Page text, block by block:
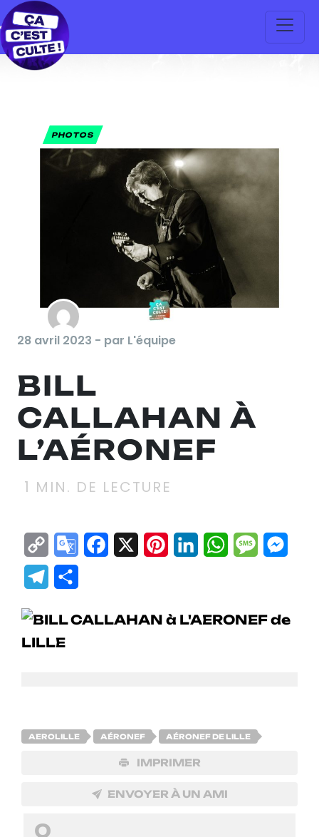
PHOTOS
28 avril 2023 - par L'équipe
BILL
CALLAHAN À
L’AÉRONEF
1 MIN. DE LECTURE
Copy
Link
GoogleFacebook
X Pinterest
LinkedInWhatsApp
Telegram
AEROLILLE AÉRONEF AÉRONEF DE LILLE
IMPRIMER
ENVOYER À UN AMI
0